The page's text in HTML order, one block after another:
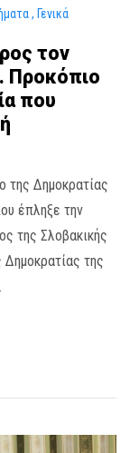
Γενικά
τον
Προκόπιο
που
της Δημοκρατίας
έπληξε την
της Σλοβακικής
της